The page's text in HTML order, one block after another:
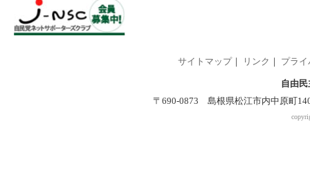
サイトマップ｜ リンク プラ
自由
〒690-0873 島根県松江市内中原町